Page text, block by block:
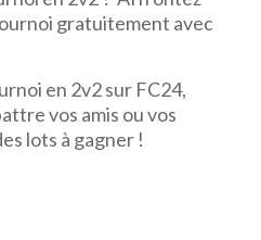
gratuitement avec
en 2v2 sur FC24,
vos amis ou vos
lots à gagner !